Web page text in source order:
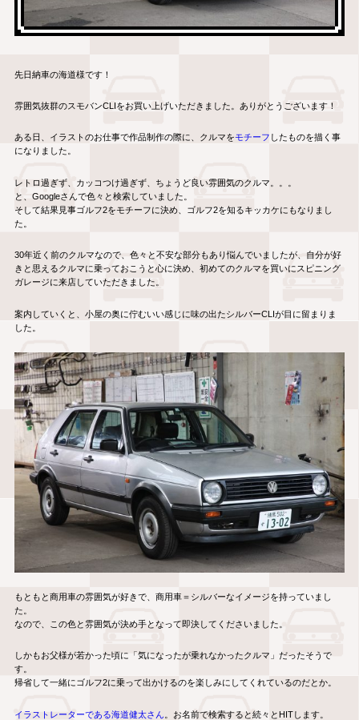
先日納車の海道様です！
雰囲気抜群のスモバンCLIをお買い上げいただきました。ありがとうございます！
ある日、イラストのお仕事で作品制作の際に、クルマをモチーフ したものを描く事
になりました。
レトロ過ぎず、カッコつけ過ぎず、ちょうど良い雰囲気のクルマ。。。
と、Googleさんで色々と検索していました。
そして結果見事ゴルフ2をモチーフに決め、ゴルフ2を知るキッカケにもなりまし
た。
30年近く前のクルマなので、色々と不安な部分もあり悩んでいましたが、自分が好
きと思えるクルマに乗っておこうと心に決め、初めてのクルマを買いにスピニング
ガレージに来店していただきました。
案内していくと、小屋の奥に佇むいい感じに味の出たシルバーCLIが目に留まりま
した。
もともと商用車の雰囲気が好きで、商用車＝シルバーなイメージを持っていまし
た。
なので、この色と雰囲気が決め手となって即決してくださいました。
しかもお父様が若かった頃に「気になったが乗れなかったクルマ」だったそうで
す。
帰省して一緒にゴルフ2に乗って出かけるのを楽しみにしてくれているのだとか。
イラストレーターである海道健太さん 。お名前で検索すると続々とHITします。